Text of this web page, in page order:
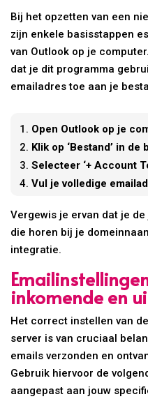
Bij het opzetten van een
zijn enkele basisstappen
van Outlook op je
dat je dit programma
emailadres toe aan je
Open Outlook op je
Klik op ‘Bestand’ in de
Selecteer ‘+ Account
Vul je volledige
Vergewis je ervan dat je
die horen bij je
integratie.
inkomende en
Het correct instellen van
server is van cruciaal
emails verzonden en
Gebruik hiervoor de
aangepast aan jouw